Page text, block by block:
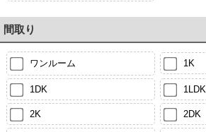
間取り
ワンルーム 1K
1DK 1LDK
2K 2DK